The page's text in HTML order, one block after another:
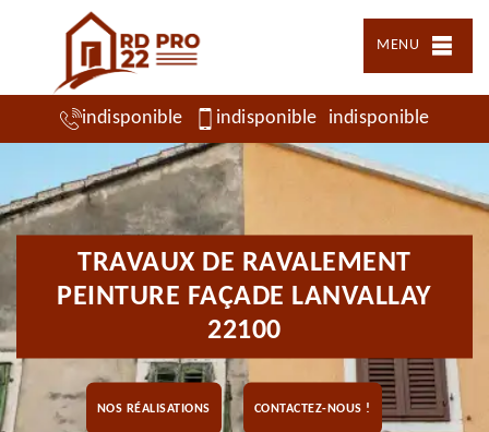
MENU
indisponible indisponible indisponible
TRAVAUX DE RAVALEMENT
PEINTURE FAÇADE LANVALLAY
22100
NOS RÉALISATIONS CONTACTEZ-NOUS !